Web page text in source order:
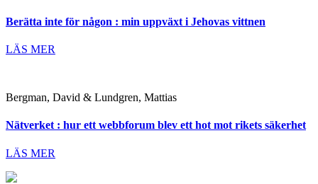
Berätta inte för någon : min uppväxt i Jehovas vittnen
LÄS MER
Bergman, David & Lundgren, Mattias
Nätverket : hur ett webbforum blev ett hot mot rikets säkerhet
LÄS MER